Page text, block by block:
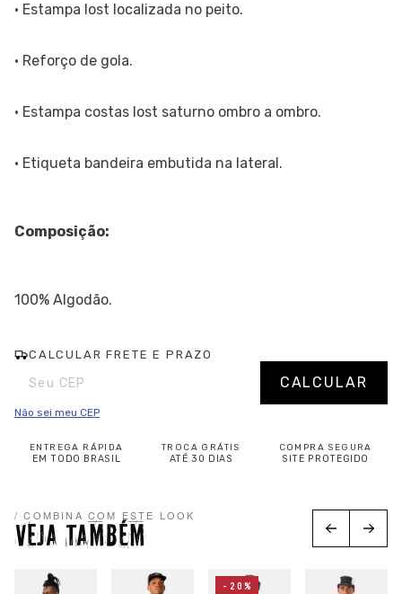
· Estampa lost localizada no peito.
· Reforço de gola.
· Estampa costas lost saturno ombro a ombro.
· Etiqueta bandeira embutida na lateral.
Composição:
100% Algodão.
CALCULAR FRETE E PRAZO
Entregas para o CEP: Alterar CEP
CALCULAR
Não sei meu CEP
ENTREGA RÁPIDA
EM TODO BRASIL
TROCA GRÁTIS
ATÉ 30 DIAS
COMPRA SEGURA
SITE PROTEGIDO
/ COMBINA COM ESTE LOOK
VEJA TAMBÉM
-20%